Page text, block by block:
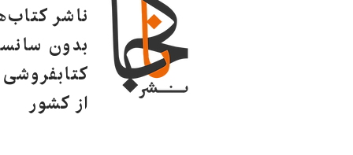
ناشر
بدون
از کشور